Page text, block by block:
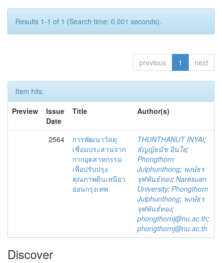
Results 1-1 of 1 (Search time: 0.001 seconds).
previous 1 next
Item hits:
Preview
Issue
Date
Title Author(s)
2564
การพัฒนาวัสดุ
เชื่อมประสานจาก
กากอุตสาหกรรม
เพื่อปรับปรุง
คุณภาพดินเหนียว
อ่อนกรุงเทพ
THUNTHANUT INYAI;
ธัญญ์ธนัช อินใย;
Phongthorn
Julphunthong; พงษ์ธร
จุฬพันธ์ทอง; Naresuan
University; Phongthorn
Julphunthong; พงษ์ธร
จุฬพันธ์ทอง;
phongthornj@nu.ac.th;
phongthornj@nu.ac.th
Discover